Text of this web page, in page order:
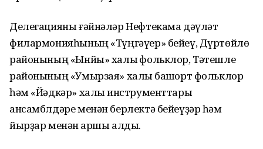
Делегацияны ғәйнәләр Нефтекама дәүләт
филармонияһының «Түңгәүер» бейеү, Дүртөйлө
районының «Ынйы» халыҡ фольклор, Тәтешле
районының «Умырзая» халыҡ башҡорт фольклор
һәм «Йәдкәр» халыҡ инструменттары
ансамблдәре менән берлектә бейеүҙәр һәм
йырҙар менән ҡаршы алды.